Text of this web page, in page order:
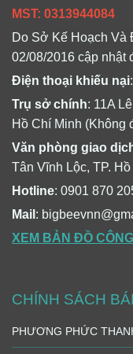
MST: 0313944084
Do Sở Kế Hoạch Và
02/08/2016 cập nhật
Điện thoại khiếu nại
Trụ sở chính: 11A
Hồ Chí Minh (Không
Văn phòng giao
Tân Vĩnh Lộc, TP.
Hotline: 0901 870
Mail :
XEM BẢN ĐỒ
CHÍNH SÁCH
PHƯƠNG PHỨC